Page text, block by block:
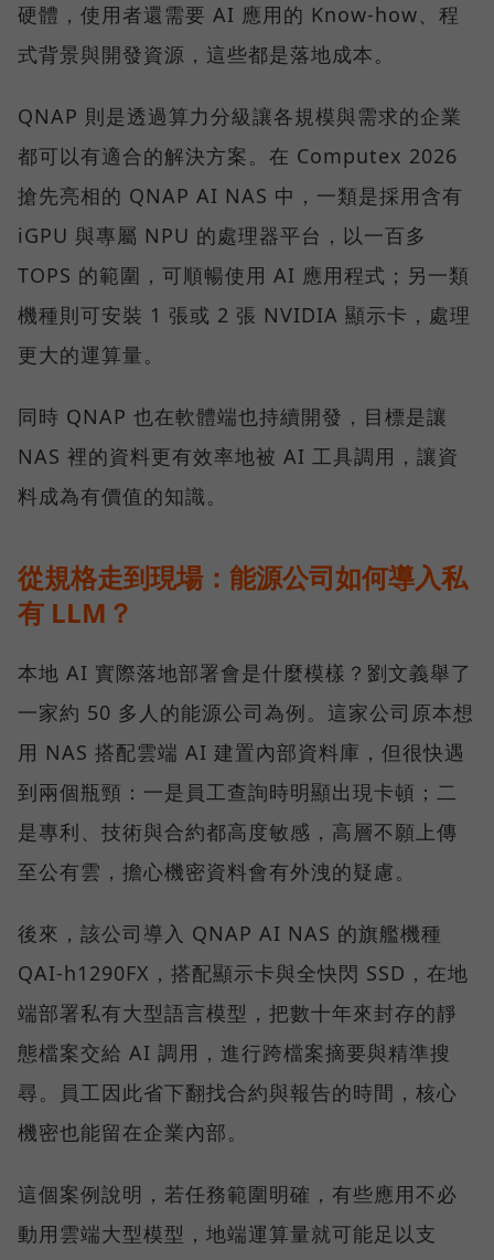
硬體，使用者還需要 AI 應用的 Know-how、程
式背景與開發資源，這些都是落地成本。
QNAP 則是透過算力分級讓各規模與需求的企業
都可以有適合的解決方案。在 Computex 2026
搶先亮相的 QNAP AI NAS 中，一類是採用含有
iGPU 與專屬 NPU 的處理器平台，以一百多
TOPS 的範圍，可順暢使用 AI 應用程式；另一類
機種則可安裝 1 張或 2 張 NVIDIA 顯示卡，處理
更大的運算量。
同時 QNAP 也在軟體端也持續開發，目標是讓
NAS 裡的資料更有效率地被 AI 工具調用，讓資
料成為有價值的知識。
從規格走到現場：能源公司如何導入私
有 LLM？
本地 AI 實際落地部署會是什麼模樣？劉文義舉了
一家約 50 多人的能源公司為例。這家公司原本想
用 NAS 搭配雲端 AI 建置內部資料庫，但很快遇
到兩個瓶頸：一是員工查詢時明顯出現卡頓；二
是專利、技術與合約都高度敏感，高層不願上傳
至公有雲，擔心機密資料會有外洩的疑慮。
後來，該公司導入 QNAP AI NAS 的旗艦機種
QAI-h1290FX，搭配顯示卡與全快閃 SSD，在地
端部署私有大型語言模型，把數十年來封存的靜
態檔案交給 AI 調用，進行跨檔案摘要與精準搜
尋。員工因此省下翻找合約與報告的時間，核心
機密也能留在企業內部。
這個案例說明，若任務範圍明確，有些應用不必
動用雲端大型模型，地端運算量就可能足以支